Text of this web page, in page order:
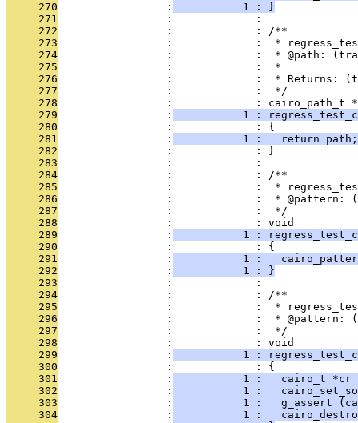
     270
                 :
           1 : }
     271
                 :             :
     272
                 :             : /**
     273
:             :  *
     274
:             :  * @path:
     275
                 :             :  *
     276
:             :  * Returns:
     277
                 :             :  */
     278
                 :             : cairo_path_t *
     279
                 :
1 :
     280
                 :             : {
     281
                 :
           1 :   return path;
     282
                 :             : }
     283
                 :             :
     284
                 :             : /**
     285
:             :  *
     286
:             :  * @pattern:
     287
                 :             :  */
     288
                 :             : void
     289
                 :
1 :
     290
                 :             : {
     291
                 :
1 :
     292
                 :
           1 : }
     293
                 :             :
     294
                 :             : /**
     295
:             :  *
     296
:             :  * @pattern:
     297
                 :             :  */
     298
                 :             : void
     299
                 :
1 :
     300
                 :             : {
     301
                 :
1 :   cairo_t *cr
     302
                 :
1 :
     303
                 :
1 :   g_assert
     304
                 :
1 :